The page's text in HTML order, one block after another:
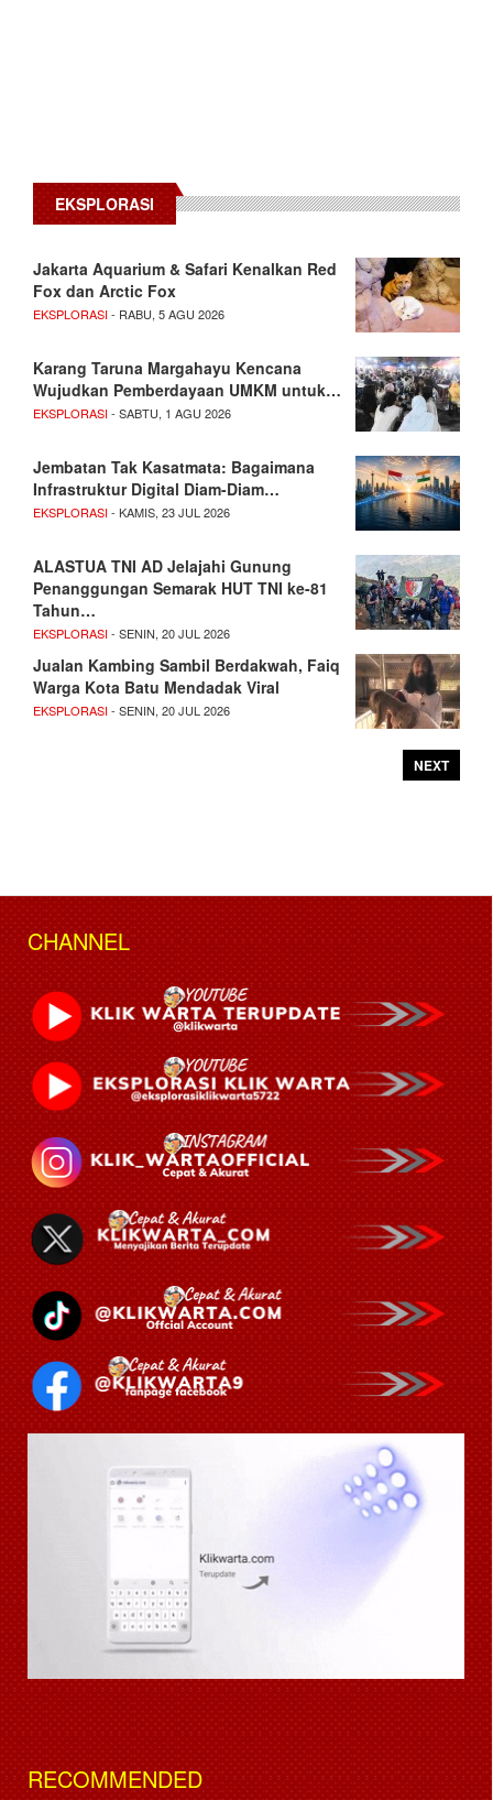
EKSPLORASI
Jakarta Aquarium & Safari Kenalkan Red
Fox dan Arctic Fox
EKSPLORASI- RABU, 5 AGU 2026
Karang Taruna Margahayu Kencana
Wujudkan Pemberdayaan UMKM untuk…
EKSPLORASI- SABTU, 1 AGU 2026
Jembatan Tak Kasatmata: Bagaimana
Infrastruktur Digital Diam-Diam…
EKSPLORASI- KAMIS, 23 JUL 2026
ALASTUA TNI AD Jelajahi Gunung
Penanggungan Semarak HUT TNI ke-81
Tahun…
EKSPLORASI- SENIN, 20 JUL 2026
Jualan Kambing Sambil Berdakwah, Faiq
Warga Kota Batu Mendadak Viral
EKSPLORASI- SENIN, 20 JUL 2026
NEXT
CHANNEL
RECOMMENDED